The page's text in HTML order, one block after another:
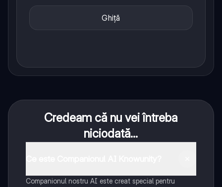
Ghiță
Credeam că nu vei întreba
niciodată...
Companionul nostru AI este creat special pentru